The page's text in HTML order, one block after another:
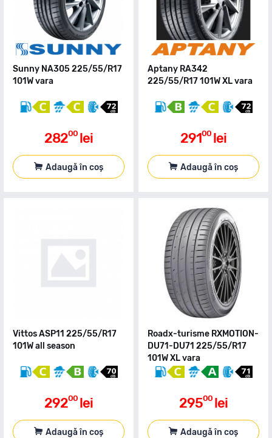
Sunny NA305 225/55/R17
101W vara
28200 lei
Adaugă în coș
Aptany RA342
225/55/R17 101W XL vara
29100 lei
Adaugă în coș
Vittos ASP11 225/55/R17
101W all season
29200 lei
Adaugă în coș
Roadx-turisme RXMOTION-
DU71-DU71 225/55/R17
101W XL vara
29500 lei
Adaugă în coș